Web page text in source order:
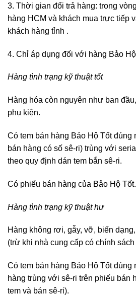
3. Thời gian đổi trả hàng: trong
hàng HCM và khách mua trực tiếp
khách hàng tỉnh .
4. Chỉ áp dụng đối với hàng Bảo
Hàng tình trạng kỹ thuật tốt
Hàng hóa còn nguyên như ban
phụ kiện.
Có tem bán hàng Bảo Hộ Tốt đúng
bán hàng có số sê-ri) trùng với
theo quy định dán tem bắn sê-ri.
Có phiếu bán hàng của Bảo Hộ Tốt.
Hàng tình trạng kỹ thuật hư
Hàng không rơi, gẫy, vỡ, biến
(trừ khi nhà cung cấp có chính sách
Có tem bán hàng Bảo Hộ Tốt đúng
hàng trùng với sê-ri trên phiếu bán
tem và bán sê-ri).